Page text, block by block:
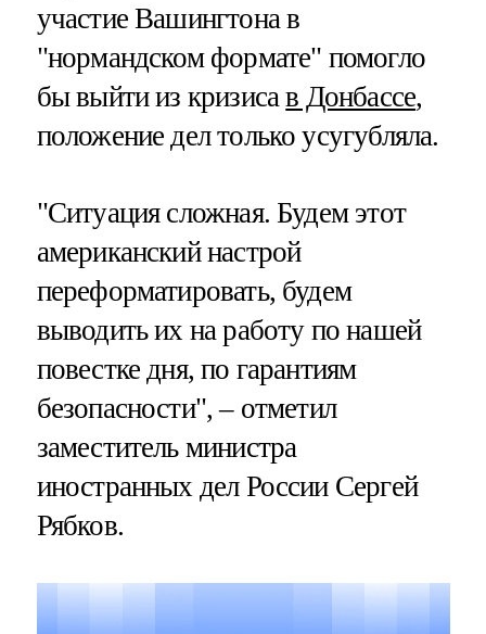
участие Вашингтона в
"нормандском формате" помогло
бы выйти из кризисав Донбассе,
положение дел только усугубляла.
"Ситуация сложная. Будем этот
американский настрой
переформатировать, будем
выводить их на работу по нашей
повестке дня, по гарантиям
безопасности", – отметил
заместитель министра
иностранных дел России Сергей
Рябков.